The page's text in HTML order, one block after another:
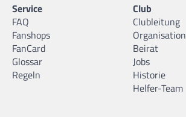
Service
FAQ
Fanshops
FanCard
Glossar
Regeln
Club
Clubleitung
Organisation
Beirat
Jobs
Historie
Helfer-Team